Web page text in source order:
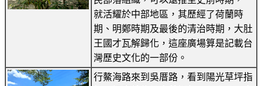
就活耀於中部地區，其歷經了荷蘭時
期、明鄭時期及最後的清治時期，大肚
王國才瓦解歸化，這座廣場算是記載台
灣歷史文化的一部份。
行鰲海路來到吳厝路，看到陽光草坪指